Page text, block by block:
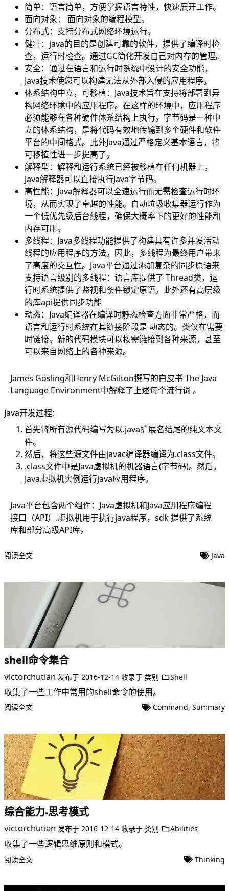
简单：语言简单，方便掌握语言特性，快速展开工作。
面向对象： 面向对象的编程模型。
分布式：支持分布式网络环境运行。
健壮：java的目的是创建可靠的软件，提供了编译时检
查，运行时检查。通过GC简化开发自己对内存的管理。
安全：通过在语言和运行时系统中设计的安全功能，
Java技术使您可以构建无法从外部入侵的应用程序。
体系结构中立，可移植：Java技术旨在支持将部署到异
构网络环境中的应用程序。在这样的环境中，应用程序
必须能够在各种硬件体系结构上执行。字节码是一种中
立的体系结构，是将代码有效地传输到多个硬件和软件
平台的中间格式。此外Java通过严格定义基本语言，将
可移植性进一步提高了。
解释型：解释和运行系统已经被移植在任何机器上，
Java解释器可以直接执行Java字节码。
高性能：Java解释器可以全速运行而无需检查运行时环
境，从而实现了卓越的性能。自动垃圾收集器运行作为
一个低优先级后台线程，确保大概率下的更好的性能和
内存可用。
多线程：Java多线程功能提供了构建具有许多并发活动
线程的应用程序的方法。因此，多线程为最终用户带来
了高度的交互性。Java平台通过添加复杂的同步原语来
支持语言级别的多线程：语言库提供了 Thread类，运
行时系统提供了监视和条件锁定原语。此外还有高层级
的库api提供同步功能
动态：Java编译器在编译时静态检查方面非常严格，而
语言和运行时系统在其链接阶段是 动态的。类仅在需要
时链接。新的代码模块可以按需链接到各种来源，甚至
可以来自网络上的各种来源。
James Gosling和Henry McGilton撰写的白皮书 The Java
Language Environment中解释了上述每个流行词 。
Java开发过程:
首先将所有源代码编写为以.java扩展名结尾的纯文本文
件。
然后，将这些源文件由javac编译器编译为.class文件。
.class文件中是Java虚拟机的机器语言(字节码)。然后，
Java虚拟机实例运行java应用程序。
Java平台包含两个组件：Java虚拟机和Java应用程序编程
接口（API）.虚拟机用于执行java程序，sdk 提供了系统
库和部分高级API库。
阅读全文 Java
shell命令集合
victorchutian 发布于 2016-12-14 收录于 类别 Shell
收集了一些工作中常用的shell命令的使用。
阅读全文 Command, Summary
综合能力-思考模式
victorchutian 发布于 2016-12-14 收录于 类别 Abilities
收集了一些逻辑思维原则和模式。
阅读全文 Thinking